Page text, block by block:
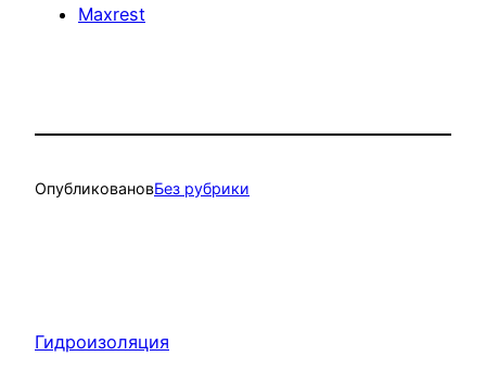
Maxrest
ОпубликовановБез рубрики
Гидроизоляция